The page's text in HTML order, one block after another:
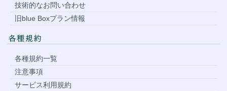
技術的なお問い合わせ
旧blue Boxプラン情報
各種規約一覧
注意事項
サービス利用規約